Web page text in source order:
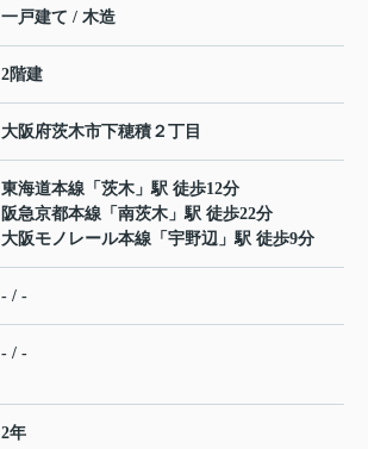
一戸建て / 木造
2階建
大阪府茨木市下穂積 ２丁目
東海道本線 「 茨木 」駅 徒歩12分
阪急京都本線 「 南茨木 」駅 徒歩22分
大阪モノレール本線 「 宇野辺 」駅 徒歩9分
- / -
- / -
2年